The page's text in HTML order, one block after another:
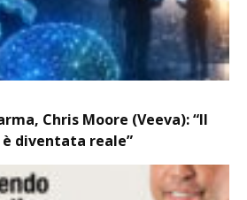
Chris Moore (Veeva): “Il
è diventata reale”